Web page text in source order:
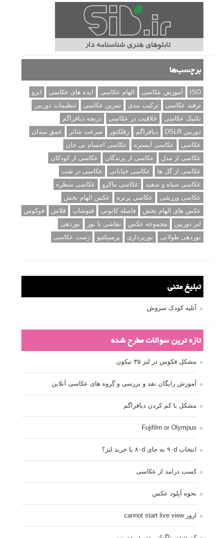
برچسب‌ها
ISO آموزش عکاسی الهام عکاسی ایده های عکاسی
ایزو
ترفند عکاسی
ترکیب بندی تمرین عکاسی
تنظیمات دوربین
تکنیک عکاسی
خلاقیت در عکاسی
دریچه دیافراگم
دوربین DSLR
دیافراگم رفلکتور سرعت شاتر
عمق میدان
عکاسی
عکاسی آبستره
عکاسی اجسام بی جان
عکاسی از مدل
عکاسی از پرندگان
عکاسی از کودکان
عکاسی از گل ها
عکاسی خیابانی
عکاسی در شب
عکاسی سیاه و سفید
عکاسی ماکرو
عکاسی منظره
عکاسی ورزشی
عکاسی پرتره
عکس الهام بخش
عکس های الهام بخش
فاصله کانونی فتوشاپ فلاش
فوکوس
لنز دوربین
مجموعه عکس نقاشی با نور
نوردهی
نوردهی طولانی
نورپردازی پرسپکتیو ژست عکاسی
تبلیغ متنی
آتلیه کودک سروش
تازه ترین سوالات مطرح شده
مشکل فکوس در لنز ۳۵ نیکون
آموزش رایگان نقد و بررسی و گروه های عکاسی آنلاین
مشکل با کم کردن دیافراگم
Fujifilm or Olympus
انتخاب ۹۰d به جای ۸۰d یا خرید لنز؟
کسب درامد از عکاسی
نحوه آپلود عکس
ارور cannot start live view